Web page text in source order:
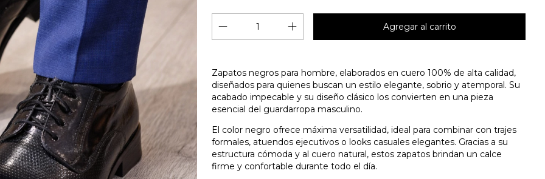
Zapatos negros para hombre, elaborados en cuero 100% de alta calidad,
diseñados para quienes buscan un estilo elegante, sobrio y atemporal. Su
acabado impecable y su diseño clásico los convierten en una pieza
esencial del guardarropa masculino.
El color negro ofrece máxima versatilidad, ideal para combinar con trajes
formales, atuendos ejecutivos o looks casuales elegantes. Gracias a su
estructura cómoda y al cuero natural, estos zapatos brindan un calce
firme y confortable durante todo el día.